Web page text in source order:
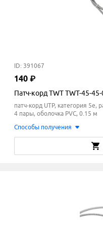
ID: 391067
140 ₽
Патч-корд TWT TWT-45-
патч-корд UTP, категория
4 пары, оболочка PVC, 0.15 м
Способы получения